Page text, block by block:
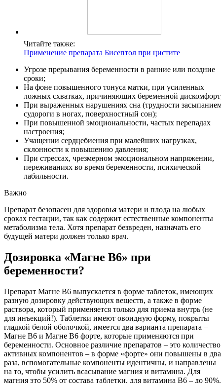
Читайте также:
Применение препарата Бисептол при цистите
Угрозе прерывания беременности в ранние или поздние
сроки;
На фоне повышенного тонуса матки, при усиленных
ложных схватках, причиняющих беременной
При выраженных нарушениях сна (трудности
судороги в ногах, поверхностный сон);
При повышенной эмоциональности, частых перепадах
настроения;
Учащении сердцебиения при малейших нагрузках,
склонности к повышению давления;
При стрессах, чрезмерном эмоциональном напряжении,
переживаниях во время беременности, психической
лабильности.
Важно
Препарат безопасен для здоровья матери и плода на любых
сроках гестации, так как содержит естественные компоненты
метаболизма тела. Хотя препарат безвреден, назначать его
будущей матери должен только врач.
Дозировка «Магне B6» при
беременности?
Препарат Магне В6 выпускается в форме таблеток, имеющих
разную дозировку действующих веществ, а также в форме
раствора, который применяется только для приема внутрь (не
для инъекций!). Таблетки имеют овоидную форму, покрыты
гладкой белой оболочкой, имеется два варианта препарата –
Магне В6 и Магне В6 форте, которые применяются при
беременности. Основное различие препаратов – это количество
активных компонентов – в форме «форте» они повышены в два
раза, вспомогательные компоненты идентичны, и направлены
на то, чтобы усилить всасывание магния и витамина. Для
магния это 50% от состава таблетки, для витамина В6 – до 90%.